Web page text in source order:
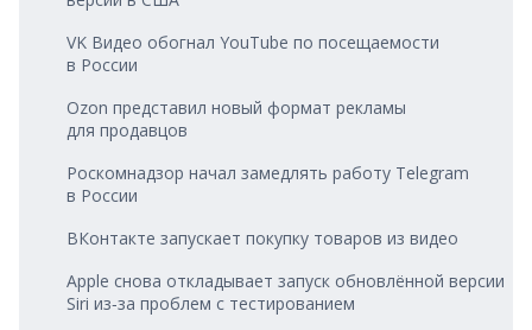
VK Видео обогнал YouTube по посещаемости
в России
Ozon представил новый формат рекламы
для продавцов
Роскомнадзор начал замедлять работу Telegram
в России
ВКонтакте запускает покупку товаров из видео
Apple снова откладывает запуск обновлённой версии
Siri из‑за проблем с тестированием